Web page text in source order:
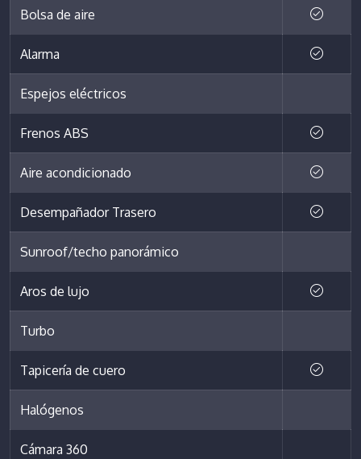
Bolsa de aire
Alarma
Espejos eléctricos
Frenos ABS
Aire acondicionado
Desempañador Trasero
Sunroof/techo panorámico
Aros de lujo
Turbo
Tapicería de cuero
Halógenos
Cámara 360